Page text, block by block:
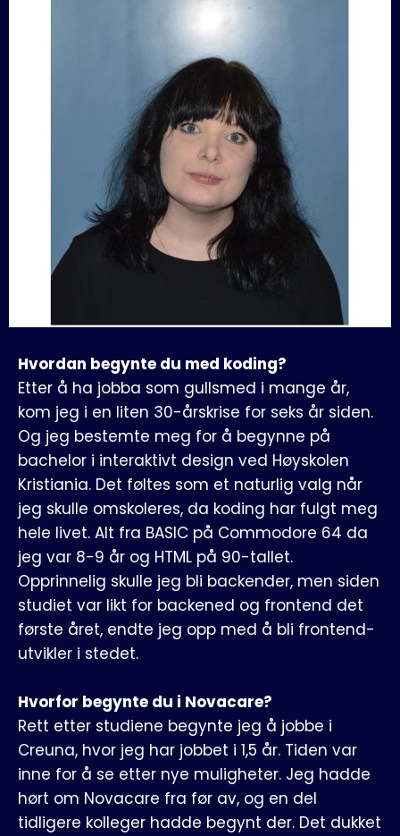
Hvordan begynte du med koding?
Etter å ha jobba som gullsmed i mange år,
kom jeg i en liten 30-årskrise for seks år siden.
Og jeg bestemte meg for å begynne på
bachelor i interaktivt design ved Høyskolen
Kristiania. Det føltes som et naturlig valg når
jeg skulle omskoleres, da koding har fulgt meg
hele livet. Alt fra BASIC på Commodore 64 da
jeg var 8-9 år og HTML på 90-tallet.
Opprinnelig skulle jeg bli backender, men siden
studiet var likt for backened og frontend det
første året, endte jeg opp med å bli frontend-
utvikler i stedet.
Hvorfor begynte du i Novacare?
Rett etter studiene begynte jeg å jobbe i
Creuna, hvor jeg har jobbet i 1,5 år. Tiden var
inne for å se etter nye muligheter. Jeg hadde
hørt om Novacare fra før av, og en del
tidligere kolleger hadde begynt der. Det dukket